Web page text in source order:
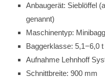
An­bau­ge­rät: Sieb­löf­fel
ge­nannt)
Ma­schi­nen­typ:
Bag­ger­klas­se: 5,1−6,0 t
Auf­nah­me Lehn­hoff
Schnitt­brei­te: 900 mm